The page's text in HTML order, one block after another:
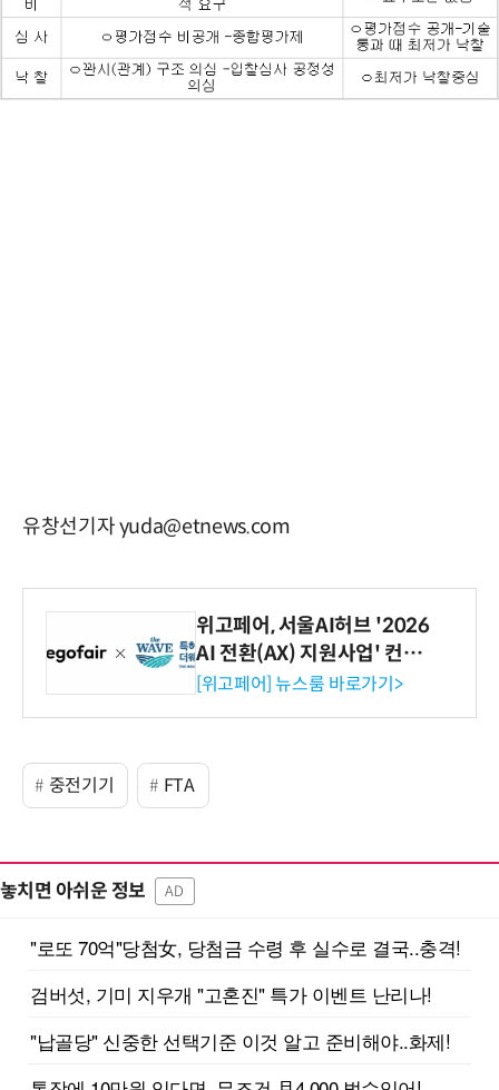
유창선기자 yuda@etnews.com
위고페어, 서울AI허브 '2026
AI 전환(AX) 지원사업' 컨소
시엄 선정
[위고페어] 뉴스룸 바로가기>
중전기기 FTA
놓치면 아쉬운 정보 AD